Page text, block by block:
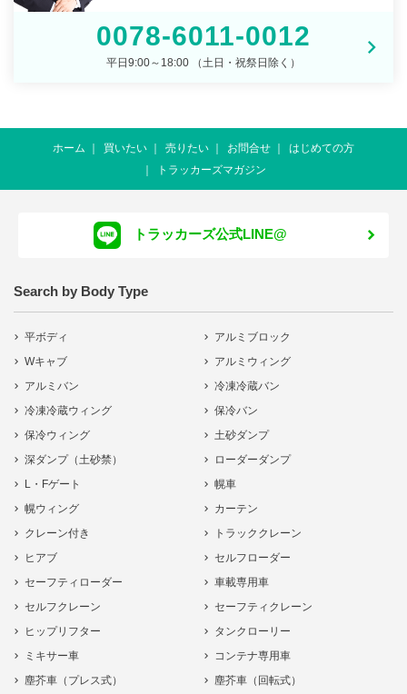
0078-6011-0012
平日9:00～18:00 （土日・祝祭日除く）
ホーム 買いたい 売りたい お問合せ
はじめての方
トラッカーズマガジン
トラッカーズ公式LINE@
Search by Body Type
平ボディ
アルミブロック
Wキャブ
アルミウィング
アルミバン
冷凍冷蔵バン
冷凍冷蔵ウィング
保冷バン
保冷ウィング
土砂ダンプ
深ダンプ（土砂禁）
ローダーダンプ
L・Fゲート
幌車
幌ウィング
カーテン
クレーン付き
トラッククレーン
ヒアブ
セルフローダー
セーフティローダー
車載専用車
セルフクレーン
セーフティクレーン
ヒップリフター
タンクローリー
ミキサー車
コンテナ専用車
塵芥車（プレス式）
塵芥車（回転式）